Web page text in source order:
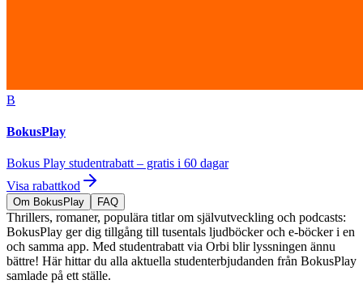
B
BokusPlay
Bokus Play studentrabatt – gratis i 60 dagar
Visa rabattkod
Om BokusPlay FAQ
Thrillers, romaner, populära titlar om självutveckling och podcasts:
BokusPlay ger dig tillgång till tusentals ljudböcker och e-böcker i en
och samma app. Med studentrabatt via Orbi blir lyssningen ännu
bättre! Här hittar du alla aktuella studenterbjudanden från BokusPlay
samlade på ett ställe.